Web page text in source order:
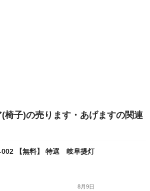
椅子)の売ります・あげますの関連
002 【無料】 特選 岐阜提灯
8月9日